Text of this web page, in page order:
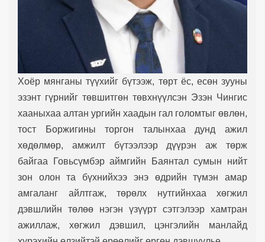
Хоёр мянганы түүхийг бүтээж, төрт ёс, есөн зууны
эзэнт гүрнийг төвшитгөн төвхнүүлсэн Эзэн Чингис
хааныхаа алтан ургийн хаадын гал голомтыг өвлөн,
тост Боржигины торгон талынхаа дунд ажил
хөдөлмөр, амжилт бүтээлээр дүүрэн аж төрж
байгаа Говьсүмбэр аймгийн Баянтал сумын нийт
зон олон та бүхнийхээ энэ өдрийн түмэн амар
амгаланг айлтгаж, төрөлх нутгийнхаа хөгжил
дэвшлийн төлөө нэгэн үзүүрт сэтгэлээр хамтран
ажиллаж, хөгжил дэвшил, цэнгэлийн манлайд